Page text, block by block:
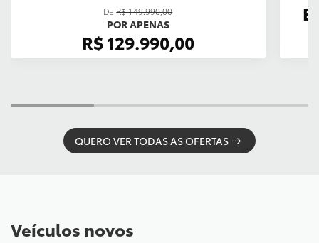
DeR$ 149.990,00
POR APENAS
R$ 129.990,00
QUERO VER TODAS AS OFERTAS
Veículos novos